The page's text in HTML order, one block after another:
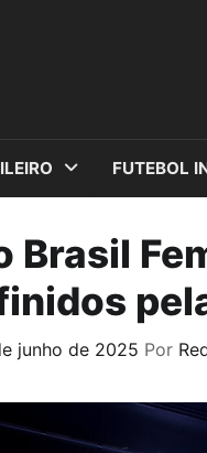
FUTEBOL
Brasil
junho de 2025 Por